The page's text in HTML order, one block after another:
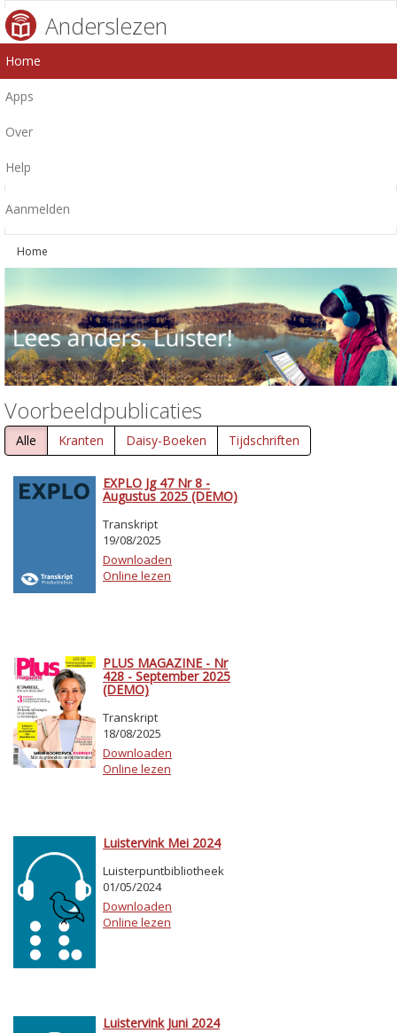
Anderslezen
Home
Apps
Over
Help
Aanmelden
Home
Voorbeeldpublicaties
Alle Kranten Daisy-Boeken Tijdschriften
EXPLO Jg 47 Nr 8 -
Augustus 2025 (DEMO)
Transkript
19/08/2025
Downloaden
Online lezen
PLUS MAGAZINE - Nr
428 - September 2025
(DEMO)
Transkript
18/08/2025
Downloaden
Online lezen
Luistervink Mei 2024
Luisterpuntbibliotheek
01/05/2024
Downloaden
Online lezen
Luistervink Juni 2024